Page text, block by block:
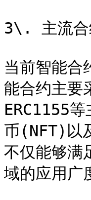
3\. 主流合
当前智能
能合约主
ERC1155
币(NFT)以
不仅能够满
域的应用广